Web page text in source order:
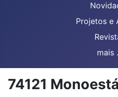
Projetos e
mais
74121